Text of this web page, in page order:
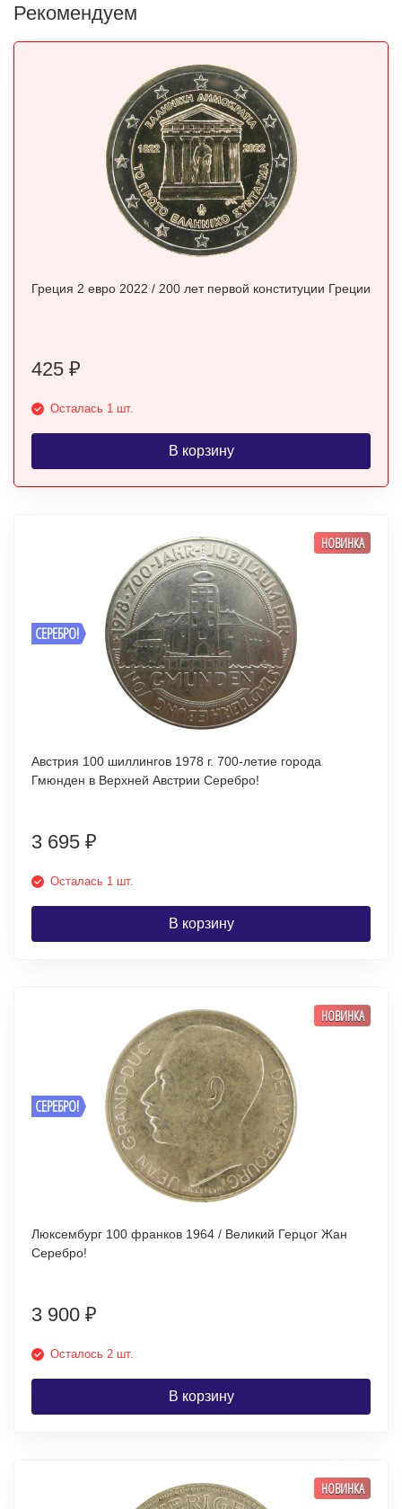
Рекомендуем
Греция 2 евро 2022 / 200 лет первой конституции Греции
425 ₽
Осталась 1 шт.
В корзину
СЕРЕБРО!
НОВИНКА
Австрия 100 шиллингов 1978 г. 700-летие города
Гмюнден в Верхней Австрии Серебро!
3 695 ₽
Осталась 1 шт.
В корзину
СЕРЕБРО!
НОВИНКА
Люксембург 100 франков 1964 / Великий Герцог Жан
Серебро!
3 900 ₽
Осталось 2 шт.
В корзину
НОВИНКА